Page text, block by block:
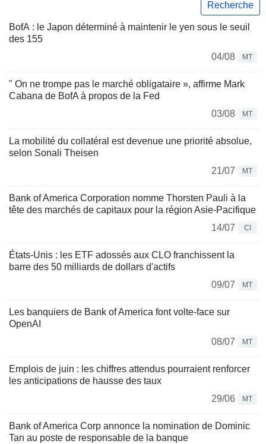
Recherche
BofA : le Japon déterminé à maintenir le yen sous le seuil
des 155
04/08
MT
" On ne trompe pas le marché obligataire », affirme Mark
Cabana de BofA à propos de la Fed
03/08
MT
La mobilité du collatéral est devenue une priorité absolue,
selon Sonali Theisen
21/07
MT
Bank of America Corporation nomme Thorsten Pauli à la
tête des marchés de capitaux pour la région Asie-Pacifique
14/07
CI
États-Unis : les ETF adossés aux CLO franchissent la
barre des 50 milliards de dollars d'actifs
09/07
MT
Les banquiers de Bank of America font volte-face sur
OpenAI
08/07
MT
Emplois de juin : les chiffres attendus pourraient renforcer
les anticipations de hausse des taux
29/06
MT
Bank of America Corp annonce la nomination de Dominic
Tan au poste de responsable de la banque